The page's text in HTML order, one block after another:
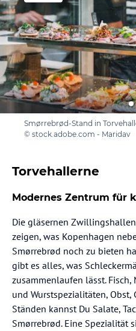
Smørrebrød-Stand in
© stock.adobe.com - Maridav
Torvehallerne
Modernes Zentrum für
Die gläsernen
zeigen, was Kopenhagen
Smørrebrød noch zu bieten
gibt es alles, was
zusammenlaufen lässt. Fisch,
und Wurstspezialitäten, Obst,
Ständen kannst Du Salate,
Smørrebrød. Eine Spezialität